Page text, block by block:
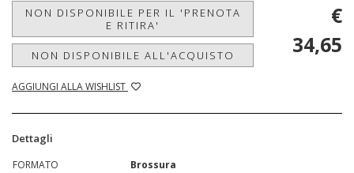
NON DISPONIBILE PER IL 'PRENOTA
E RITIRA'
NON DISPONIBILE ALL'ACQUISTO
AGGIUNGI ALLA WISHLIST
€
34,65
Dettagli
FORMATO
Brossura